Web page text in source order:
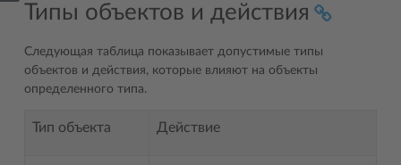
Типы объектов и действия
Следующая таблица показывает допустимые типы
объектов и действия, которые влияют на объекты
определенного типа.
Тип объекта Действие